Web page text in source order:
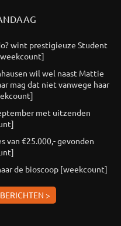
wint prestigieuze Student
wil wel naast Mattie
mag dat niet vanwege haar
met uitzenden
van €25.000,- gevonden
de bioscoop [weekcount]
>